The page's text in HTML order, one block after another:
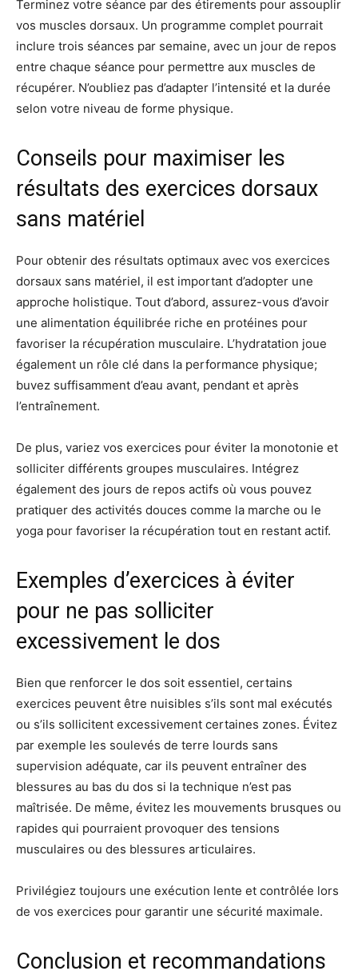
Terminez votre séance par des étirements pour assouplir
vos muscles dorsaux. Un programme complet pourrait
inclure trois séances par semaine, avec un jour de repos
entre chaque séance pour permettre aux muscles de
récupérer. N’oubliez pas d’adapter l’intensité et la durée
selon votre niveau de forme physique.
Conseils pour maximiser les
résultats des exercices dorsaux
sans matériel
Pour obtenir des résultats optimaux avec vos exercices
dorsaux sans matériel, il est important d’adopter une
approche holistique. Tout d’abord, assurez-vous d’avoir
une alimentation équilibrée riche en protéines pour
favoriser la récupération musculaire. L’hydratation joue
également un rôle clé dans la performance physique;
buvez suffisamment d’eau avant, pendant et après
l’entraînement.
De plus, variez vos exercices pour éviter la monotonie et
solliciter différents groupes musculaires. Intégrez
également des jours de repos actifs où vous pouvez
pratiquer des activités douces comme la marche ou le
yoga pour favoriser la récupération tout en restant actif.
Exemples d’exercices à éviter
pour ne pas solliciter
excessivement le dos
Bien que renforcer le dos soit essentiel, certains
exercices peuvent être nuisibles s’ils sont mal exécutés
ou s’ils sollicitent excessivement certaines zones. Évitez
par exemple les soulevés de terre lourds sans
supervision adéquate, car ils peuvent entraîner des
blessures au bas du dos si la technique n’est pas
maîtrisée. De même, évitez les mouvements brusques ou
rapides qui pourraient provoquer des tensions
musculaires ou des blessures articulaires.
Privilégiez toujours une exécution lente et contrôlée lors
de vos exercices pour garantir une sécurité maximale.
Conclusion et recommandations